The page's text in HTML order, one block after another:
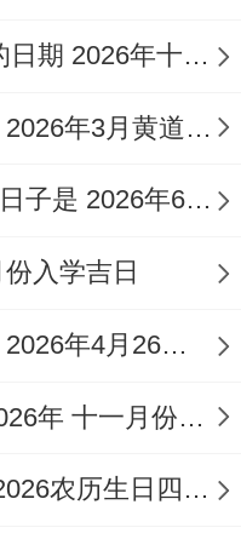
锦？此日冲蛇煞
值神为玉堂；建除
吉祥,定日宜安
需避开。
，农历腊月初二
合执行计划；寓意
2026十二月开工的最好的日期 2026年十二月开工吉日
2026年3月黄道吉日出行 2026年3月黄道吉日专用日历
2026年6月开业最吉利的日子是 2026年6月那天开业合适
入学吉日
2026年4月黄道吉日吉日 2026年4月26黄道吉日
十一月份提车黄道吉日2026年 十一月份提车吉日查询
2026农历四月出生吉日 2026农历生日四月廿六